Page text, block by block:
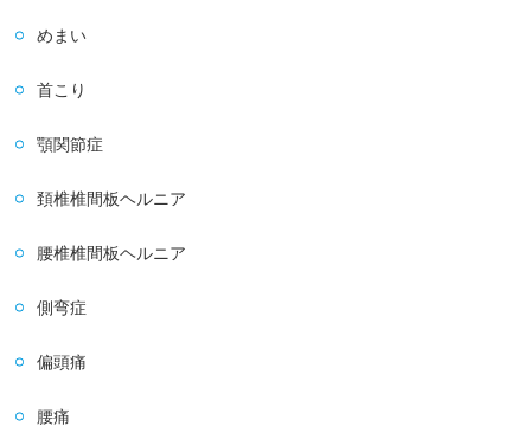
めまい
首こり
顎関節症
頚椎椎間板ヘルニア
腰椎椎間板ヘルニア
側弯症
偏頭痛
腰痛